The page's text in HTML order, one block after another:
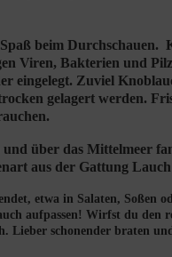
beim Durchschauen.
Viren, Bakterien und
eingelegt. Zuviel
gelagert werden.
über das Mittelmeer
aus der Gattung
etwa in Salaten, Soßen
aufpassen! Wirfst du den
Lieber schonender braten